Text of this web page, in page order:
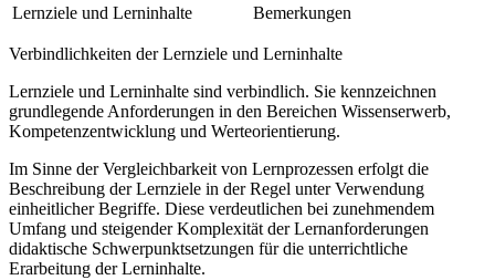
Lernziele und Lerninhalte Bemerkungen
Verbindlichkeiten der Lernziele und Lerninhalte
Lernziele und Lerninhalte sind verbindlich. Sie kennzeichnen
grundlegende Anforderungen in den Bereichen Wissenserwerb,
Kompetenzentwicklung und Werteorientierung.
Im Sinne der Vergleichbarkeit von Lernprozessen erfolgt die
Beschreibung der Lernziele in der Regel unter Verwendung
einheitlicher Begriffe. Diese verdeutlichen bei zunehmendem
Umfang und steigender Komplexität der Lernanforderungen
didaktische Schwerpunktsetzungen für die unterrichtliche
Erarbeitung der Lerninhalte.